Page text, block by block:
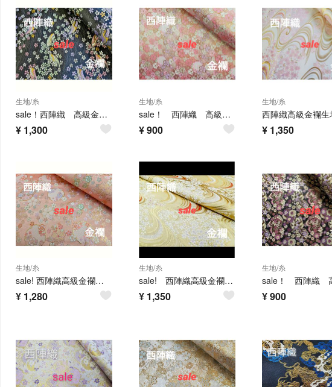
生地/糸
sale！西陣織 高級金襴生地 花流し扇子 黒 KY-349-1
¥ 1,300
生地/糸
sale！ 西陣織 高級金襴生地 満開さくら 桃色/藤色 KY-274-1
¥900
生地/糸
¥ 1,350
生地/糸
sale! 西陣織高級金襴生地 さくら華雪輪 パウダーピンク KY-464-1
¥ 1,280
生地/糸
sale! 西陣織高級金襴生地 さくら流水 金/ベージュ KY-455-1
¥ 1,350
生地/糸
¥900